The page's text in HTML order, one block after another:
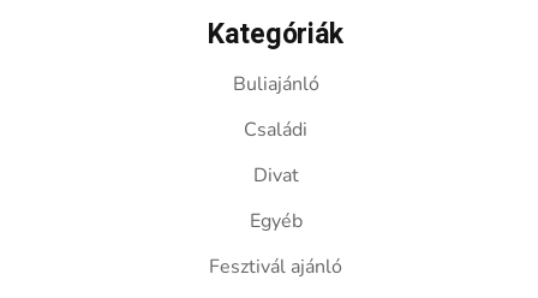
Kategóriák
Buliajánló
Családi
Divat
Egyéb
Fesztivál ajánló